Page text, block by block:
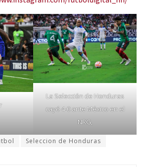
La Selección de Honduras
cayó 4-0 ante México en el
NRG,
Seleccion de Honduras